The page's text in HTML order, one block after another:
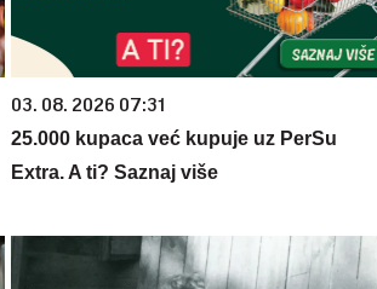
03. 08. 2026 07:31
25.000 kupaca već kupuje uz PerSu
Extra. A ti? Saznaj više